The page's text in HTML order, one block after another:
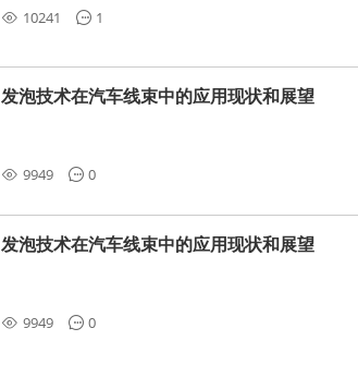
10241 1
发泡技术在汽车线束中的应用现状和展望
9949 0
发泡技术在汽车线束中的应用现状和展望
9949 0